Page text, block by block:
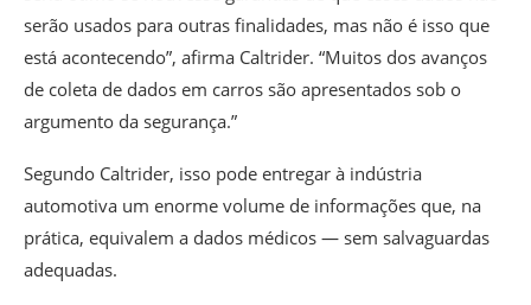
serão usados para outras finalidades, mas não é isso que
está acontecendo”, afirma Caltrider. “Muitos dos avanços
de coleta de dados em carros são apresentados sob o
argumento da segurança.”
Segundo Caltrider, isso pode entregar à indústria
automotiva um enorme volume de informações que, na
prática, equivalem a dados médicos — sem salvaguardas
adequadas.